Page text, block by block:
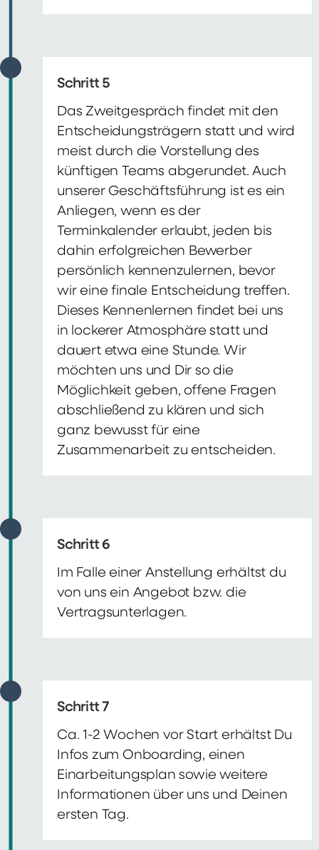
Schritt 5
Das Zweitgespräch findet mit den
Entscheidungsträgern statt und wird
meist durch die Vorstellung des
künftigen Teams abgerundet. Auch
unserer Geschäftsführung ist es ein
Anliegen, wenn es der
Terminkalender erlaubt, jeden bis
dahin erfolgreichen Bewerber
persönlich kennenzulernen, bevor
wir eine finale Entscheidung treffen.
Dieses Kennenlernen findet bei uns
in lockerer Atmosphäre statt und
dauert etwa eine Stunde. Wir
möchten uns und Dir so die
Möglichkeit geben, offene Fragen
abschließend zu klären und sich
ganz bewusst für eine
Zusammenarbeit zu entscheiden.
Schritt 6
Im Falle einer Anstellung erhältst du
von uns ein Angebot bzw. die
Vertragsunterlagen.
Schritt 7
Ca. 1-2 Wochen vor Start erhältst Du
Infos zum Onboarding, einen
Einarbeitungsplan sowie weitere
Informationen über uns und Deinen
ersten Tag.